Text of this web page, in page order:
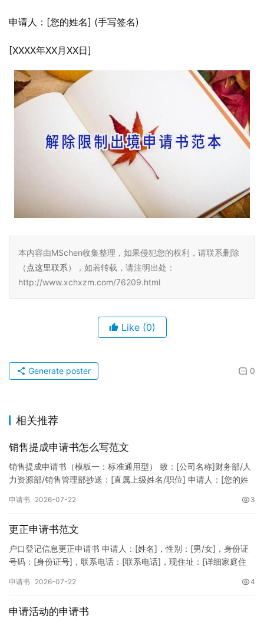
申请人：[您的姓名] (手写签名)
[XXXX年XX月XX日]
本内容由MSchen收集整理，如果侵犯您的权利，请联系删除
（ 点这里联系），如若转载，请注明出处：
http://www.xchxzm.com/76209.html
Like (0)
0
Generate poster
相关推荐
销售提成申请书怎么写范文
销售提成申请书（模板一：标准通用型） 致：[公司名称]财务部/人
力资源部/销售管理部抄送：[直属上级姓名/职位] 申请人：[您的姓
申请书 2026-07-22 3
更正申请书范文
户口登记信息更正申请书 申请人：[姓名]，性别：[男/女]，身份证
号码：[身份证号]，联系电话：[联系电话]，现住址：[详细家庭住
申请书 2026-07-22 4
申请活动的申请书